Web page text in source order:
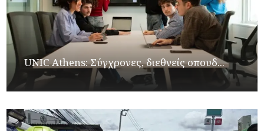
UNIC Athens: Σύγχρονες, διεθνείς σπουδ...